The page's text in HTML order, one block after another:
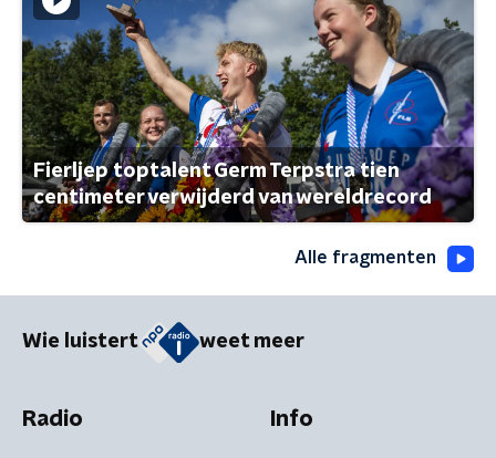
Fierljep toptalent Germ Terpstra tien
centimeter verwijderd van wereldrecord
Alle fragmenten
Wie luistert weet meer
Radio Info